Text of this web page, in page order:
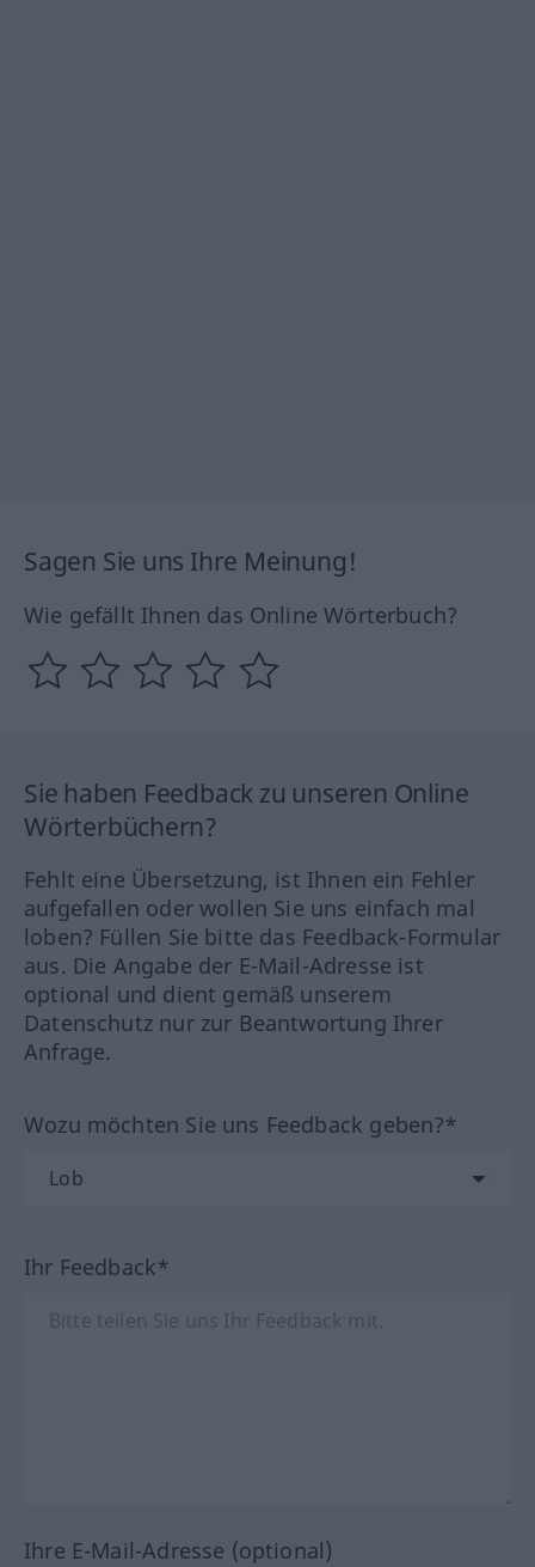
Sagen Sie uns Ihre Meinung!
Wie gefällt Ihnen das Online Wörterbuch?
Sie haben Feedback zu unseren Online
Wörterbüchern?
Fehlt eine Übersetzung, ist Ihnen ein Fehler
aufgefallen oder wollen Sie uns einfach mal
loben? Füllen Sie bitte das Feedback-Formular
aus. Die Angabe der E-Mail-Adresse ist
optional und dient gemäß unserem
Datenschutz nur zur Beantwortung Ihrer
Anfrage.
Wozu möchten Sie uns Feedback geben?*
Ihr Feedback*
Ihre E-Mail-Adresse (optional)